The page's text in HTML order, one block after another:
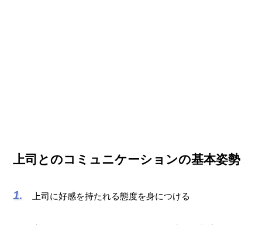
上司とのコミュニケーションの基本姿勢
上司に好感を持たれる態度を身につける